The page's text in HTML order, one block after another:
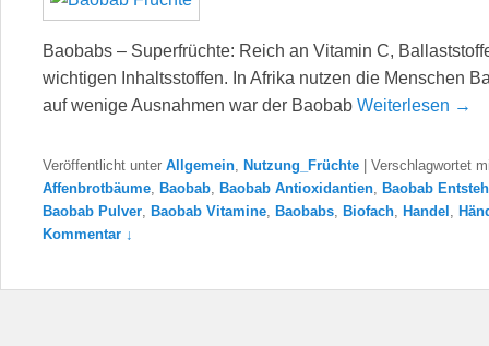
Baobabs – Superfrüchte: Reich an Vitamin C,
wichtigen Inhaltsstoffen. In Afrika nutzen die Menschen
auf wenige Ausnahmen war der Baobab Weiterlesen →
Veröffentlicht unter Allgemein Nutzung_Früchte
Verschlagwortet
Affenbrotbäume
Baobab Baobab Antioxidantien
Baobab
Baobab Pulver
Baobab Vitamine Baobabs Biofach Handel
Kommentar ↓